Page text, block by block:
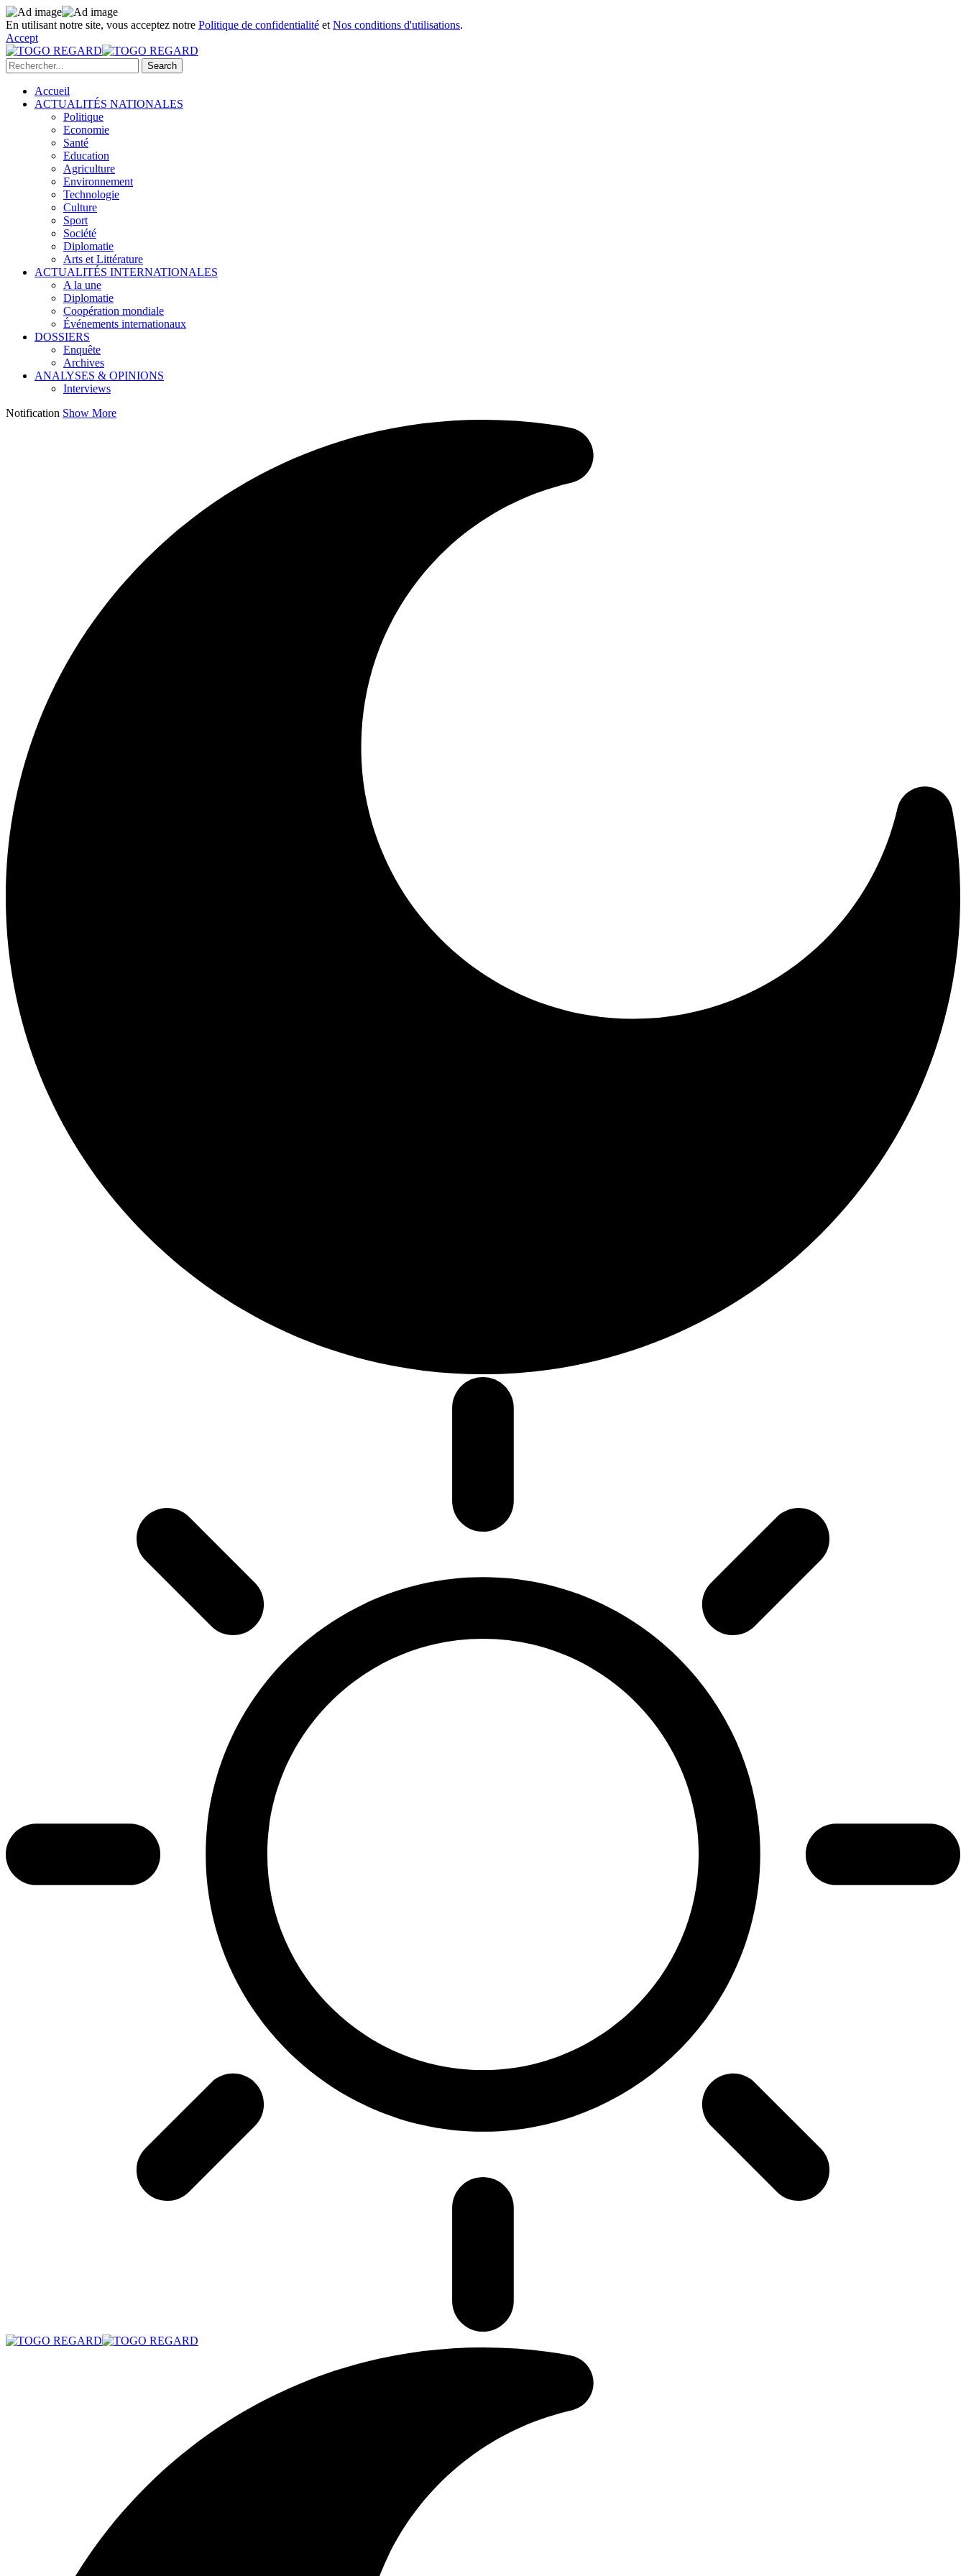
En utilisant notre site, vous acceptez notre Politique de confidentialité et Nos conditions d'utilisations.
Accept
Accueil
ACTUALITÉS NATIONALES
Politique
Economie
Santé
Education
Agriculture
Environnement
Technologie
Culture
Sport
Société
Diplomatie
Arts et Littérature
ACTUALITÉS INTERNATIONALES
A la une
Diplomatie
Coopération mondiale
Événements internationaux
DOSSIERS
Enquête
Archives
ANALYSES & OPINIONS
Interviews
Notification Show More